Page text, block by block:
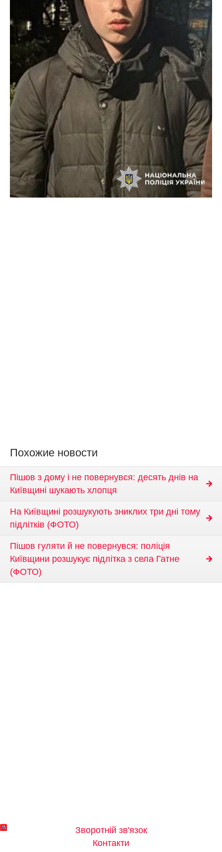
Похожие новости
Пішов з дому і не повернувся: десять днів на
Київщині шукають хлопця
На Київщині розшукують зниклих три дні тому
підлітків (ФОТО)
Пішов гуляти й не повернувся: поліція
Київщини розшукує підлітка з села Гатне
(ФОТО)
Зворотній зв'язок
Контакти